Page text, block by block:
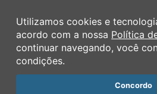
Termos de Uso
Política de Privacidade
Ferramentas
Contato
Utilizamos cookies e
acordo com a nossa Política
continuar navegando, você
condições.
Concordo